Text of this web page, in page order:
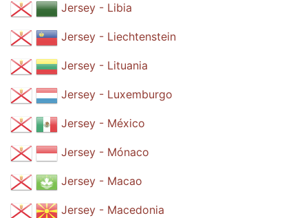
Jersey - Libia
Jersey - Liechtenstein
Jersey - Lituania
Jersey - Luxemburgo
Jersey - México
Jersey - Mónaco
Jersey - Macao
Jersey - Macedonia